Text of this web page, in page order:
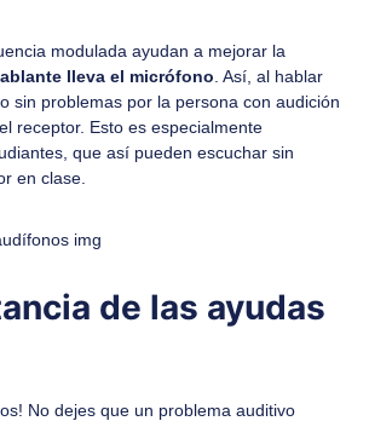
modulada ayudan a mejorar la
lleva el micrófono . Así, al hablar
sin problemas por la persona con audición
receptor. Esto es especialmente
que así pueden escuchar sin
en clase.
de las ayudas
No dejes que un problema auditivo